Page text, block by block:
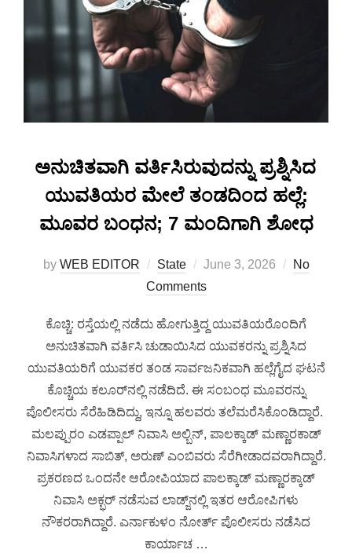
ಅನುಚಿತವಾಗಿ ವರ್ತಿಸಿರುವುದನ್ನು ಪ್ರಶ್ನಿಸಿದ
ಯುವತಿಯರ ಮೇಲೆ ತಂಡದಿಂದ ಹಲ್ಲೆ:
ಮೂವರ ಬಂಧನ; 7 ಮಂದಿಗಾಗಿ ಶೋಧ
by WEB EDITOR State June 3, 2026
No
Comments
ಕೊಚ್ಚಿ: ರಸ್ತೆಯಲ್ಲಿ ನಡೆದು ಹೋಗುತ್ತಿದ್ದ ಯುವತಿಯರೊಂದಿಗೆ
ಅನುಚಿತವಾಗಿ ವರ್ತಿಸಿ ಚುಡಾಯಿಸಿದ ಯುವಕರನ್ನು ಪ್ರಶ್ನಿಸಿದ
ಯುವತಿಯರಿಗೆ ಯುವಕರ ತಂಡ ಸಾರ್ವಜನಿಕವಾಗಿ ಹಲ್ಲೆಗೈದ ಘಟನೆ
ಕೊಚ್ಚಿಯ ಕಲೂರ್‌ನಲ್ಲಿ ನಡೆದಿದೆ. ಈ ಸಂಬಂಧ ಮೂವರನ್ನು
ಪೊಲೀಸರು ಸೆರೆಹಿಡಿದಿದ್ದು, ಇನ್ನೂ ಹಲವರು ತಲೆಮರೆಸಿಕೊಂಡಿದ್ದಾರೆ.
ಮಲಪ್ಪುರಂ ಎಡಪ್ಪಾಲ್ ನಿವಾಸಿ ಅಲ್ಬಿನ್, ಪಾಲಕ್ಕಾಡ್ ಮಣ್ಣಾರಕಾಡ್
ನಿವಾಸಿಗಳಾದ ಸಾಬಿತ್, ಅರುಣ್ ಎಂಬಿವರು ಸೆರೆಗೀಡಾದವರಾಗಿದ್ದಾರೆ.
ಪ್ರಕರಣದ ಒಂದನೇ ಆರೋಪಿಯಾದ ಪಾಲಕ್ಕಾಡ್ ಮಣ್ಣಾರಕ್ಕಾಡ್
ನಿವಾಸಿ ಅಕ್ಭರ್ ನಡೆಸುವ ಲಾಡ್ಜ್‌ನಲ್ಲಿ ಇತರ ಆರೋಪಿಗಳು
ನೌಕರರಾಗಿದ್ದಾರೆ. ಎರ್ನಾಕುಳಂ ನೋರ್ತ್ ಪೊಲೀಸರು ನಡೆಸಿದ
ಕಾರ್ಯಾಚ …